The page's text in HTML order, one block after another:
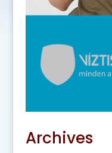
Archives